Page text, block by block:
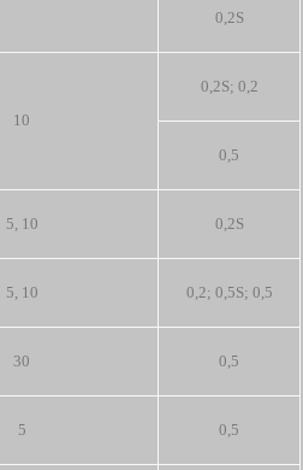
0,2S
10
0,2S; 0,2
0,5
5, 10 0,2S
5, 10
0,2; 0,5S; 0,5
30 0,5
5 0,5